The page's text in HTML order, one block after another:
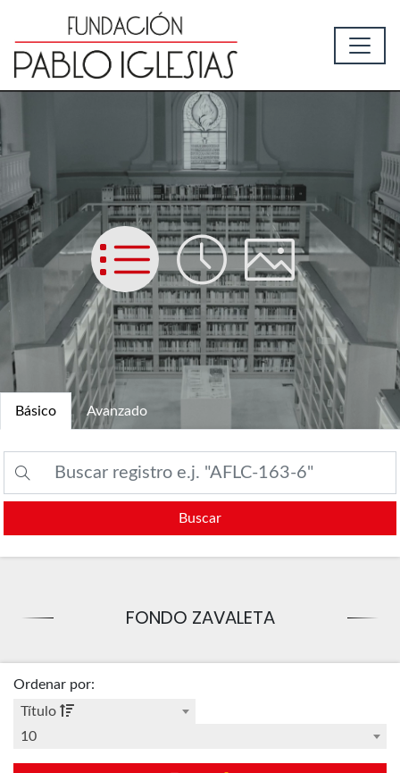
List Time Picture
Básico Avanzado
Buscar
FONDO ZAVALETA
Ordenar por:
Título
10